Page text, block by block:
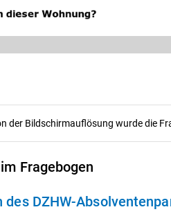
der Bildschirmauflösung wurde die
Fragebogen
DZHW-Absolventenpanels